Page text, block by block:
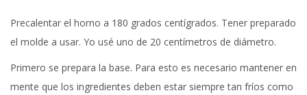
Precalentar el horno a 180 grados centígrados. Tener preparado
el molde a usar. Yo usé uno de 20 centímetros de diámetro.
Primero se prepara la base. Para esto es necesario mantener en
mente que los ingredientes deben estar siempre tan fríos como